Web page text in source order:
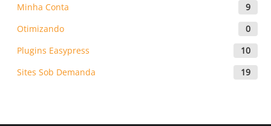
Minha Conta
9
Otimizando
0
Plugins Easypress
10
Sites Sob Demanda
19